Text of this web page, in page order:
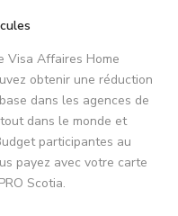
Visa Affaires Home
obtenir une réduction
dans les agences de
dans le monde et
participantes au
payez avec votre carte
Scotia.